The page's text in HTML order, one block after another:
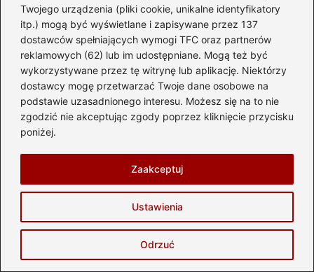
Twojego urządzenia (pliki cookie, unikalne identyfikatory
itp.) mogą być wyświetlane i zapisywane przez 137
dostawców spełniających wymogi TFC oraz partnerów
reklamowych (62) lub im udostępniane. Mogą też być
wykorzystywane przez tę witrynę lub aplikację. Niektórzy
dostawcy mogę przetwarzać Twoje dane osobowe na
podstawie uzasadnionego interesu. Możesz się na to nie
zgodzić nie akceptując zgody poprzez kliknięcie przycisku
poniżej.
Ustawienia
Odrzuć
Zaakceptuj
Tanie power boxy mogą prowadzić do
rozczarowań i problemów z osiągami, a
nawet uszkodzeniem silnika. Brak
odpowiedniego skalibrowania urządzenia
może skutkować nadmierną eksploatacją
podzespołów, co może przynieść więcej
szkód niż korzyści.
Czy power boxy różnią się między sobą w
zależności od producenta?
Tak, jakość i efektywność power boxów
różnych producentów mogą się znacznie
różnić. Wybór renomowanych marek, takich